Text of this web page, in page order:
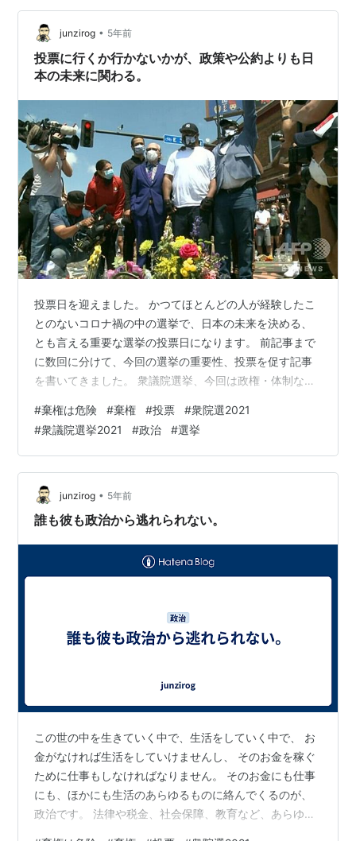
るが、近隣諸国からどのように見られるか、考慮した上
でのことなのか。専守防衛という近隣諸国にとって脅威
とならない立ち位置を変更することにならないのか。果
てしない軍拡競争の引き金にならないのか。年金、医
junzirog • 5年前
投票に行くか行かないかが、政策や公約よりも日
本の未来に関わる。
投票日を迎えました。 かつてほとんどの人が経験したこ
とのないコロナ禍の中の選挙で、日本の未来を決める、
とも言える重要な選挙の投票日になります。 前記事まで
に数回に分けて、今回の選挙の重要性、投票を促す記事
を書いてきました。 衆議院選挙、今回は政権・体制など
き。 - junzirogoo!!! 14日に衆議院が解散され、実質的に
選挙期間になりました。また、街宣車が街を駆け巡るう
るさい期間がはじまります。しかし、それは有権者にと
っても大切な期間であり、じっくりと投票する候補者を
考え選ぶ期間です。今回の選挙はいろいろ言われていま
す。自民党の甘利幹事長…
#棄権は危険 #棄権 #投票 #衆院選2021
#衆議院選挙2021 #政治 #選挙
junzirog • 5年前
誰も彼も政治から逃れられない。
この世の中を生きていく中で、生活をしていく中で、 お
金がなければ生活をしていけませんし、 そのお金を稼ぐ
ために仕事もしなければなりません。 そのお金にも仕事
にも、ほかにも生活のあらゆるものに絡んでくるのが、
政治です。 法律や税金、社会保障、教育など、あらゆる